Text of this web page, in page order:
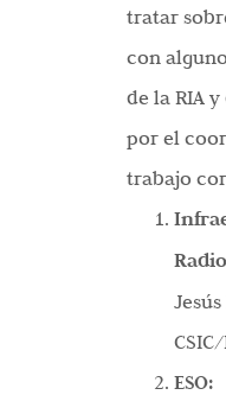
tratar
con
de la RIA
por el
trabajo
ESO: